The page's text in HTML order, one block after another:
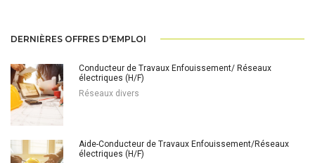
DERNIÈRES OFFRES D'EMPLOI
Conducteur de Travaux Enfouissement/ Réseaux
électriques (H/F)
Réseaux divers
Aide-Conducteur de Travaux Enfouissement/Réseaux
électriques (H/F)